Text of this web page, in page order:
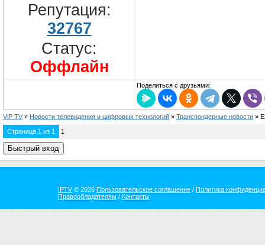
Репутация:
32767
Статус:
Оффлайн
Поделиться с друзьями:
ViP TV » Новости телевидения и цифровых технологий » Транспондерные новости »
Страница 1 из 1 1
IPTV© 2026 Пользовательское соглашение / Политика
Правообладателям / Контакты